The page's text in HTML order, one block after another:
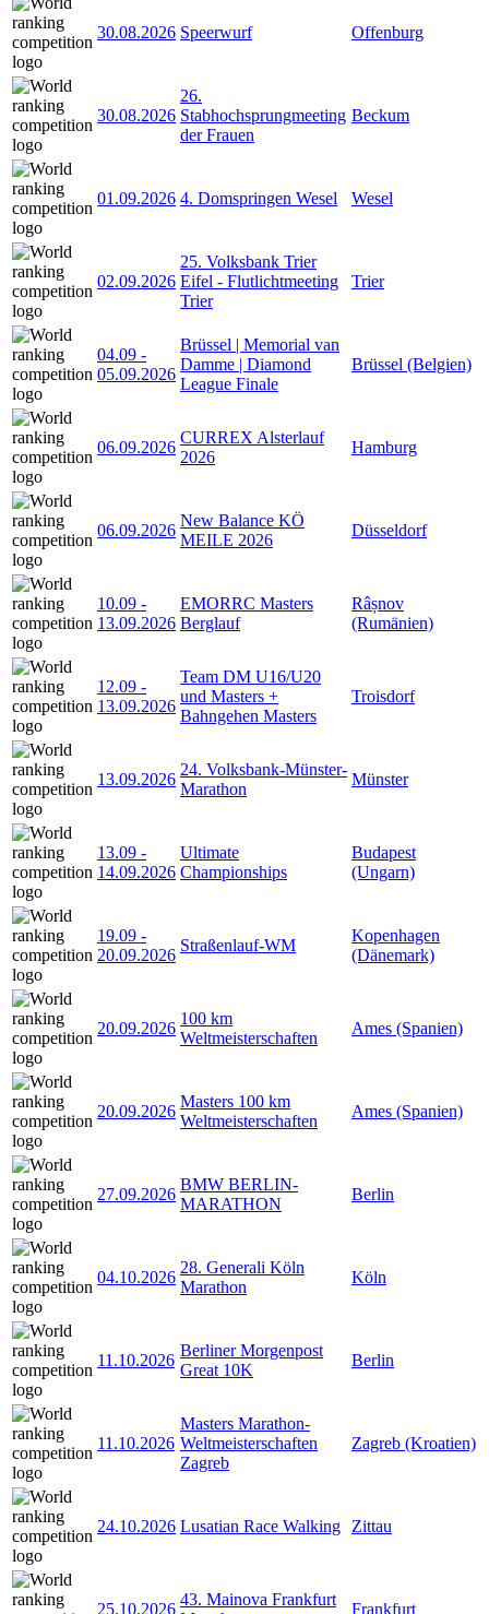
30.08.2026 Speerwurf Offenburg
30.08.2026
26.
Stabhochsprungmeeting
der Frauen
Beckum
01.09.2026 4. Domspringen Wesel Wesel
02.09.2026
25. Volksbank Trier
Eifel - Flutlichtmeeting
Trier
Trier
04.09 -
05.09.2026
Brüssel | Memorial van
Damme | Diamond
League Finale
Brüssel (Belgien)
06.09.2026
CURREX Alsterlauf
2026
Hamburg
06.09.2026
New Balance KÖ
MEILE 2026
Düsseldorf
10.09 -
13.09.2026
EMORRC Masters
Berglauf
Râșnov
(Rumänien)
12.09 -
13.09.2026
Team DM U16/U20
und Masters +
Bahngehen Masters
Troisdorf
13.09.2026
24. Volksbank-Münster-
Marathon
Münster
13.09 -
14.09.2026
Ultimate
Championships
Budapest
(Ungarn)
19.09 -
20.09.2026
Straßenlauf-WM
Kopenhagen
(Dänemark)
20.09.2026
100 km
Weltmeisterschaften
Ames (Spanien)
20.09.2026
Masters 100 km
Weltmeisterschaften
Ames (Spanien)
27.09.2026
BMW BERLIN-
MARATHON
Berlin
04.10.2026
28. Generali Köln
Marathon
Köln
11.10.2026
Berliner Morgenpost
Great 10K
Berlin
11.10.2026
Masters Marathon-
Weltmeisterschaften
Zagreb
Zagreb (Kroatien)
24.10.2026 Lusatian Race Walking Zittau
25.10.2026
43. Mainova Frankfurt
Frankfurt